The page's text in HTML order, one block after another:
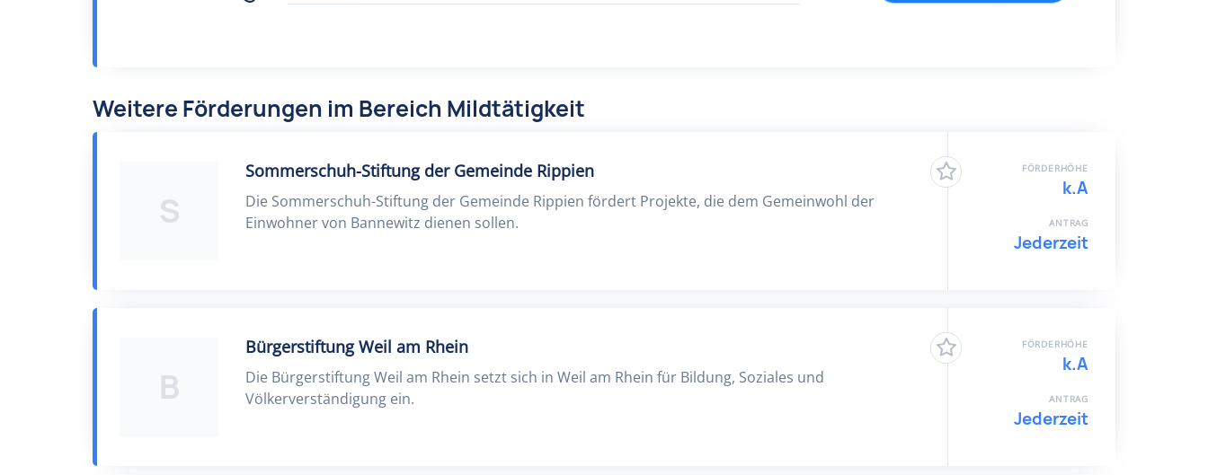
Weitere Förderungen im Bereich Mildtätigkeit
S
Sommerschuh-Stiftung der Gemeinde Rippien
Die Sommerschuh-Stiftung der Gemeinde Rippien fördert Projekte, die dem Gemeinwohl der
Einwohner von Bannewitz dienen sollen.
FÖRDERHÖHE
k.A
ANTRAG
Jederzeit
B
Bürgerstiftung Weil am Rhein
Die Bürgerstiftung Weil am Rhein setzt sich in Weil am Rhein für Bildung, Soziales und
Völkerverständigung ein.
FÖRDERHÖHE
k.A
ANTRAG
Jederzeit